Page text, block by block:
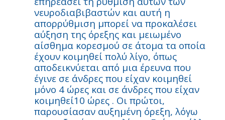
νευροδιαβιβαστών και αυτή η
απορρύθμιση μπορεί να προκαλέσει
αύξηση της όρεξης και μειωμένο
αίσθημα κορεσμού σε άτομα τα οποία
έχουν κοιμηθεί πολύ λίγο, όπως
αποδεικνύεται από μια έρευνα που
έγινε σε άνδρες που είχαν κοιμηθεί
μόνο 4 ώρες και σε άνδρες που είχαν
κοιμηθεί10 ώρες . Οι πρώτοι,
παρουσίασαν αυξημένη όρεξη, λόγω